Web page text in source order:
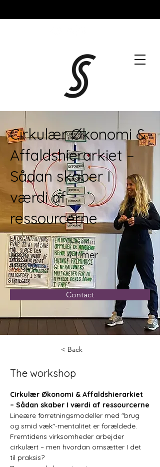
Cirkulær Økonomi &
Affaldshierarkiet –
Sådan skaber I
værdi af
ressourcerne
Price
DKK
10.000
Duration
4 Timer
Contact
< Back
The workshop
Cirkulær Økonomi & Affaldshierarkiet
– Sådan skaber I værdi af ressourcerne
Lineære forretningsmodeller med "brug
og smid væk"-mentalitet er forældede.
Fremtidens virksomheder arbejder
cirkulært – men hvordan omsætter I det
til praksis?